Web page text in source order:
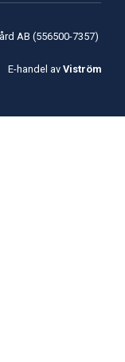
AB (556500-7357)
E-handel av Viström